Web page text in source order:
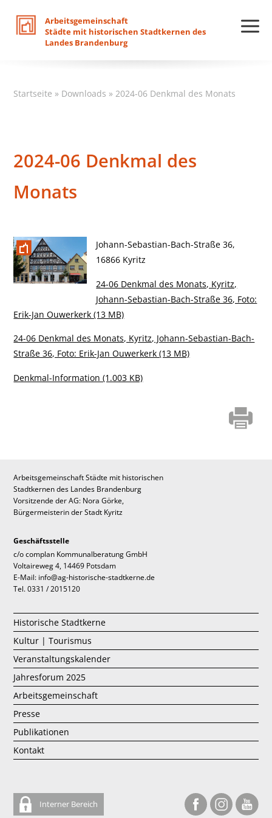
Arbeitsgemeinschaft
Städte mit historischen Stadtkernen des
Landes Brandenburg
Startseite » Downloads »2024-06 Denkmal des Monats
2024-06 Denkmal des
Monats
Johann-Sebastian-Bach-Straße 36,
16866 Kyritz
24-06 Denkmal des Monats, Kyritz,
Johann-Sebastian-Bach-Straße 36, Foto:
Erik-Jan Ouwerkerk (13 MB)
24-06 Denkmal des Monats, Kyritz, Johann-Sebastian-Bach-
Straße 36, Foto: Erik-Jan Ouwerkerk (13 MB)
Denkmal-Information (1.003 KB)
Arbeitsgemeinschaft Städte mit historischen
Stadtkernen des Landes Brandenburg
Vorsitzende der AG: Nora Görke,
Bürgermeisterin der Stadt Kyritz
Geschäftsstelle
c/o complan Kommunalberatung GmbH
Voltaireweg 4, 14469 Potsdam
E-Mail: info@ag-historische-stadtkerne.de
Tel. 0331 / 2015120
Historische Stadtkerne
Kultur | Tourismus
Veranstaltungskalender
Jahresforum 2025
Arbeitsgemeinschaft
Presse
Publikationen
Kontakt
Interner Bereich